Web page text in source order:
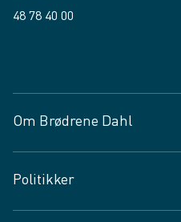
48 78 40 00
Om Brødrene Dahl
Vagttelefon 30 10 89 89
Spørgsmål og svar
Politikker